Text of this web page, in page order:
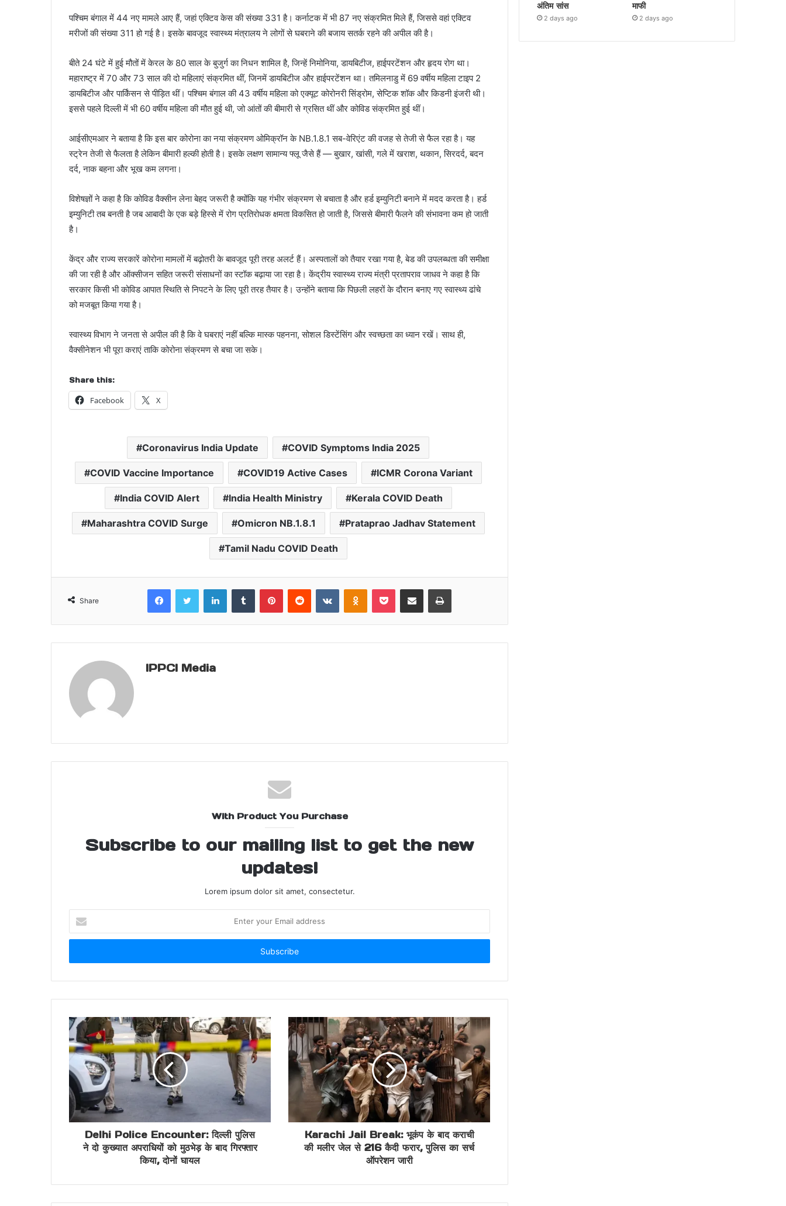
पश्चिम बंगाल में 44 नए मामले आए हैं, जहां एक्टिव केस की संख्या 331 है। कर्नाटक में भी 87 नए संक्रमित मिले हैं, जिससे वहां एक्टिव
मरीजों की संख्या 311 हो गई है। इसके बावजूद स्वास्थ्य मंत्रालय ने लोगों से घबराने की बजाय सतर्क रहने की अपील की है।
बीते 24 घंटे में हुई मौतों में केरल के 80 साल के बुजुर्ग का निधन शामिल है, जिन्हें निमोनिया, डायबिटीज, हाईपरटेंशन और हृदय रोग था।
महाराष्ट्र में 70 और 73 साल की दो महिलाएं संक्रमित थीं, जिनमें डायबिटीज और हाईपरटेंशन था। तमिलनाडु में 69 वर्षीय महिला टाइप 2
डायबिटीज और पार्किंसन से पीड़ित थीं। पश्चिम बंगाल की 43 वर्षीय महिला को एक्यूट कोरोनरी सिंड्रोम, सेप्टिक शॉक और किडनी इंजरी थी।
इससे पहले दिल्ली में भी 60 वर्षीय महिला की मौत हुई थी, जो आंतों की बीमारी से ग्रसित थीं और कोविड संक्रमित हुई थीं।
आईसीएमआर ने बताया है कि इस बार कोरोना का नया संक्रमण ओमिक्रॉन के NB.1.8.1 सब-वेरिएंट की वजह से तेजी से फैल रहा है। यह
स्ट्रेन तेजी से फैलता है लेकिन बीमारी हल्की होती है। इसके लक्षण सामान्य फ्लू जैसे हैं — बुखार, खांसी, गले में खराश, थकान, सिरदर्द, बदन
दर्द, नाक बहना और भूख कम लगना।
विशेषज्ञों ने कहा है कि कोविड वैक्सीन लेना बेहद जरूरी है क्योंकि यह गंभीर संक्रमण से बचाता है और हर्ड इम्युनिटी बनाने में मदद करता है। हर्ड
इम्युनिटी तब बनती है जब आबादी के एक बड़े हिस्से में रोग प्रतिरोधक क्षमता विकसित हो जाती है, जिससे बीमारी फैलने की संभावना कम हो जाती
है।
केंद्र और राज्य सरकारें कोरोना मामलों में बढ़ोतरी के बावजूद पूरी तरह अलर्ट हैं। अस्पतालों को तैयार रखा गया है, बेड की उपलब्धता की समीक्षा
की जा रही है और ऑक्सीजन सहित जरूरी संसाधनों का स्टॉक बढ़ाया जा रहा है। केंद्रीय स्वास्थ्य राज्य मंत्री प्रतापराव जाधव ने कहा है कि
सरकार किसी भी कोविड आपात स्थिति से निपटने के लिए पूरी तरह तैयार है। उन्होंने बताया कि पिछली लहरों के दौरान बनाए गए स्वास्थ्य ढांचे
को मजबूत किया गया है।
स्वास्थ्य विभाग ने जनता से अपील की है कि वे घबराएं नहीं बल्कि मास्क पहनना, सोशल डिस्टेंसिंग और स्वच्छता का ध्यान रखें। साथ ही,
वैक्सीनेशन भी पूरा कराएं ताकि कोरोना संक्रमण से बचा जा सके।
Share this:
Facebook X
Coronavirus India Update COVID Symptoms India 2025
COVID Vaccine Importance COVID19 Active Cases ICMR Corona Variant
India COVID Alert India Health Ministry Kerala COVID Death
Maharashtra COVID Surge Omicron NB.1.8.1 Prataprao Jadhav Statement
Tamil Nadu COVID Death
Share
FacebookTwitter LinkedInTumblr PinterestReddit VKontakteOdnoklassniki
Pocket Share via Email Print
IPPCI Media
With Product You Purchase
Subscribe to our mailing list to get the new
updates!
Lorem ipsum dolor sit amet, consectetur.
your
Email
Delhi Police Encounter: दिल्ली पुलिस
ने दो कुख्यात अपराधियों को मुठभेड़ के बाद गिरफ्तार
किया, दोनों घायल
Karachi Jail Break: भूकंप के बाद कराची
की मलीर जेल से 216 कैदी फरार, पुलिस का सर्च
ऑपरेशन जारी
अंतिम सांस
2 days ago
माफी
2 days ago